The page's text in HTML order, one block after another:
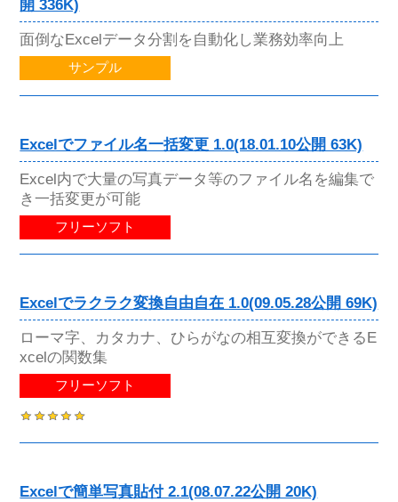
開 336K)
面倒なExcelデータ分割を自動化し業務効率向上
サンプル
Excelでファイル名一括変更 1.0(18.01.10公開 63K)
Excel内で大量の写真データ等のファイル名を編集で
き一括変更が可能
フリーソフト
Excelでラクラク変換自由自在 1.0(09.05.28公開 69K)
ローマ字、カタカナ、ひらがなの相互変換ができるE
xcelの関数集
フリーソフト
Excelで簡単写真貼付 2.1(08.07.22公開 20K)